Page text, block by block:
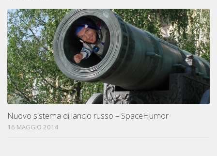
Nuovo sistema di lancio russo – SpaceHumor
16 MAGGIO 2014